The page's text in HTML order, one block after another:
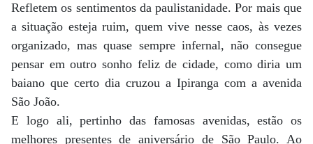
Refletem os sentimentos da paulistanidade. Por mais que
a situação esteja ruim, quem vive nesse caos, às vezes
organizado, mas quase sempre infernal, não consegue
pensar em outro sonho feliz de cidade, como diria um
baiano que certo dia cruzou a Ipiranga com a avenida
São João.
E logo ali, pertinho das famosas avenidas, estão os
melhores presentes de aniversário de São Paulo. Ao